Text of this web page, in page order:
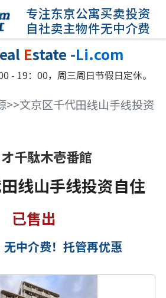
专注东京公寓买卖投资
自社卖主物件无中介费
eal Estate -Li.com
- 19：00，周三周日节假日定休。
>>文京区千代田线山手线投资
千駄木壱番館
线山手线投资自住
已售出
无中介费！托管再优惠